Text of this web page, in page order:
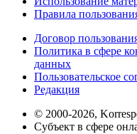
Правила
Договор
Политика в сфере
данных
Пользовательское
Редакция
© 2000-2026,
Субъект в сфере